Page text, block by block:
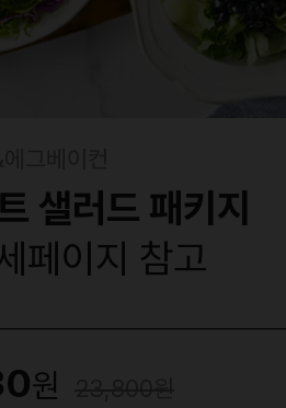
샐러드 패키지
페이지 참고
원